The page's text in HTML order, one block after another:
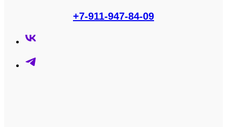
+7-911-947-84-09